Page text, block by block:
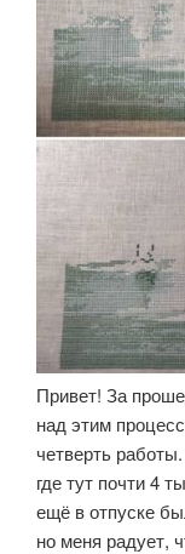
Привет! За
над этим
четверть
где тут почти 4
ещё в отпуске
но меня радует,